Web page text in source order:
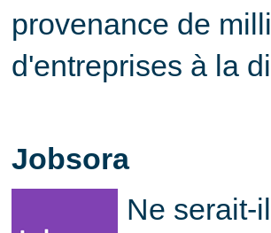
provenance de
d'entreprises à la
Jobsora
Ne serait-